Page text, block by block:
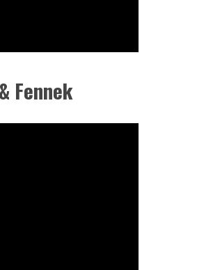
Fennek